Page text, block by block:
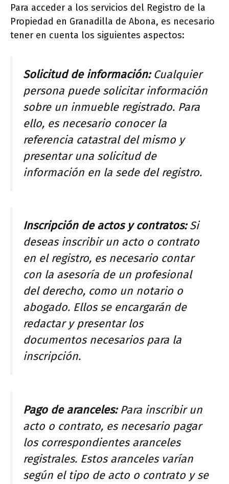
Para acceder a los servicios del Registro de la
Propiedad en Granadilla de Abona, es necesario
tener en cuenta los siguientes aspectos:
Solicitud de información:Cualquier
persona puede solicitar información
sobre un inmueble registrado. Para
ello, es necesario conocer la
referencia catastral del mismo y
presentar una solicitud de
información en la sede del registro.
Inscripción de actos y contratos:Si
deseas inscribir un acto o contrato
en el registro, es necesario contar
con la asesoría de un profesional
del derecho, como un notario o
abogado. Ellos se encargarán de
redactar y presentar los
documentos necesarios para la
inscripción.
Pago de aranceles:Para inscribir un
acto o contrato, es necesario pagar
los correspondientes aranceles
registrales. Estos aranceles varían
según el tipo de acto o contrato y se